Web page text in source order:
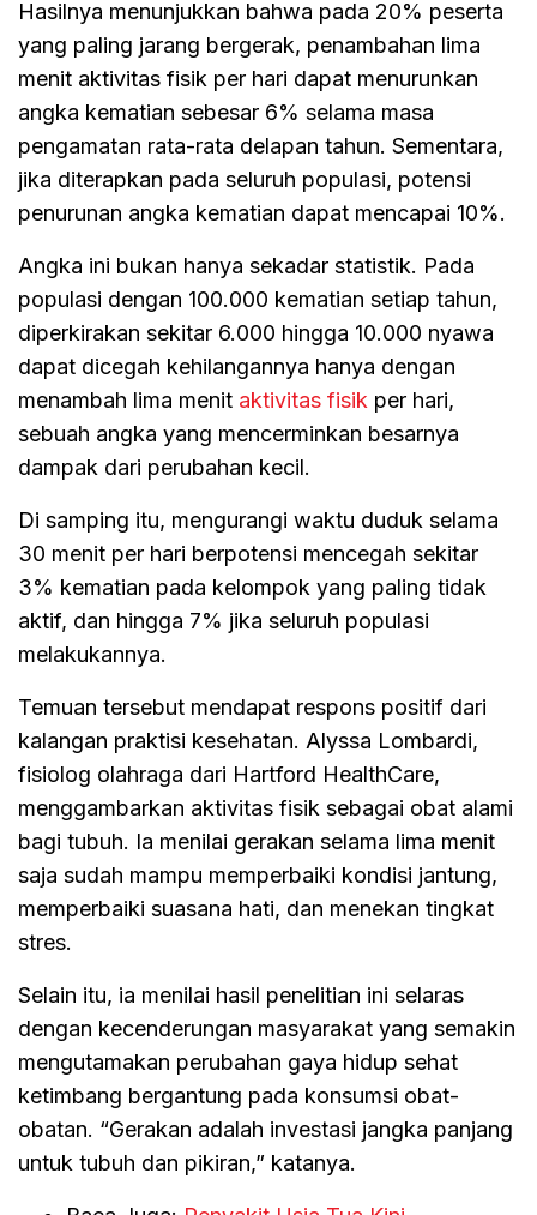
Hasilnya menunjukkan bahwa pada 20% peserta
yang paling jarang bergerak, penambahan lima
menit aktivitas fisik per hari dapat menurunkan
angka kematian sebesar 6% selama masa
pengamatan rata-rata delapan tahun. Sementara,
jika diterapkan pada seluruh populasi, potensi
penurunan angka kematian dapat mencapai 10%.
Angka ini bukan hanya sekadar statistik. Pada
populasi dengan 100.000 kematian setiap tahun,
diperkirakan sekitar 6.000 hingga 10.000 nyawa
dapat dicegah kehilangannya hanya dengan
menambah lima menit aktivitas fisik per hari,
sebuah angka yang mencerminkan besarnya
dampak dari perubahan kecil.
Di samping itu, mengurangi waktu duduk selama
30 menit per hari berpotensi mencegah sekitar
3% kematian pada kelompok yang paling tidak
aktif, dan hingga 7% jika seluruh populasi
melakukannya.
Temuan tersebut mendapat respons positif dari
kalangan praktisi kesehatan. Alyssa Lombardi,
fisiolog olahraga dari Hartford HealthCare,
menggambarkan aktivitas fisik sebagai obat alami
bagi tubuh. Ia menilai gerakan selama lima menit
saja sudah mampu memperbaiki kondisi jantung,
memperbaiki suasana hati, dan menekan tingkat
stres.
Selain itu, ia menilai hasil penelitian ini selaras
dengan kecenderungan masyarakat yang semakin
mengutamakan perubahan gaya hidup sehat
ketimbang bergantung pada konsumsi obat-
obatan. “Gerakan adalah investasi jangka panjang
untuk tubuh dan pikiran,” katanya.